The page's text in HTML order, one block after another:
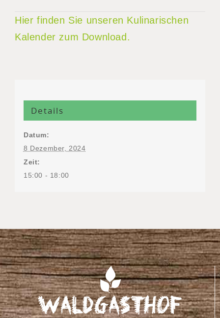
Hier finden Sie unseren Kulinarischen
Kalender zum Download.
Details
Datum:
8 Dezember, 2024
Zeit:
15:00 - 18:00